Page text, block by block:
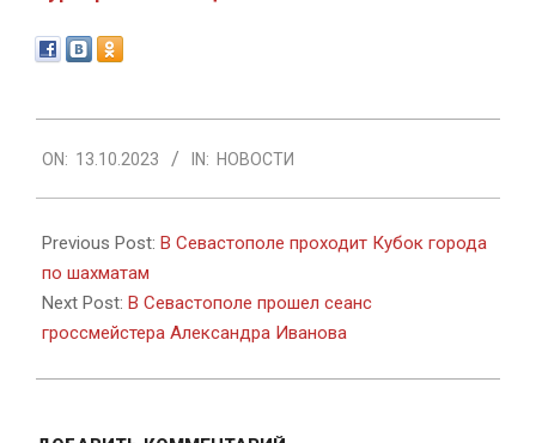
10-
13
ON: 13.10.2023 IN: НОВОСТИ
Previous Post: В Севастополе проходит Кубок города
по шахматам
Next Post: В Севастополе прошел сеанс
гроссмейстера Александра Иванова